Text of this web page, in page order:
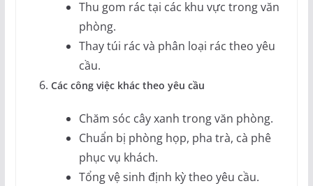
Thu gom rác tại các khu vực trong văn
phòng.
Thay túi rác và phân loại rác theo yêu
cầu.
Các công việc khác theo yêu cầu
Chăm sóc cây xanh trong văn phòng.
Chuẩn bị phòng họp, pha trà, cà phê
phục vụ khách.
Tổng vệ sinh định kỳ theo yêu cầu.